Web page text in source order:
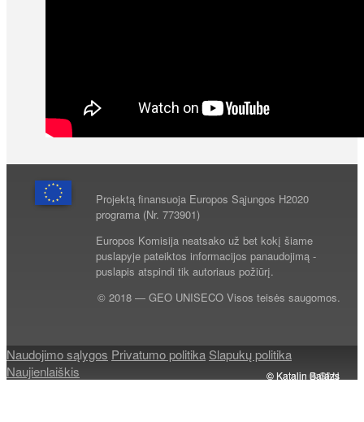
© Katalin Balázs
© Katalin Balázs
© Katalin Balázs
© Katalin Balázs
© SLU
© GAN
Projektą finansuoja Europos Sąjungos H2020
programa (Nr. 773901)
Europos Komisija neatsako už bet kokį šiame
puslapyje pateiktos informacijos panaudojimą -
puslapis atspindi tik autoriaus požiūrį.
© 2018 — GEO UNISECO Visos teisės saugomos.
Naudojimo sąlygos Privatumo politikaSlapukų politika
Naujienlaiškis